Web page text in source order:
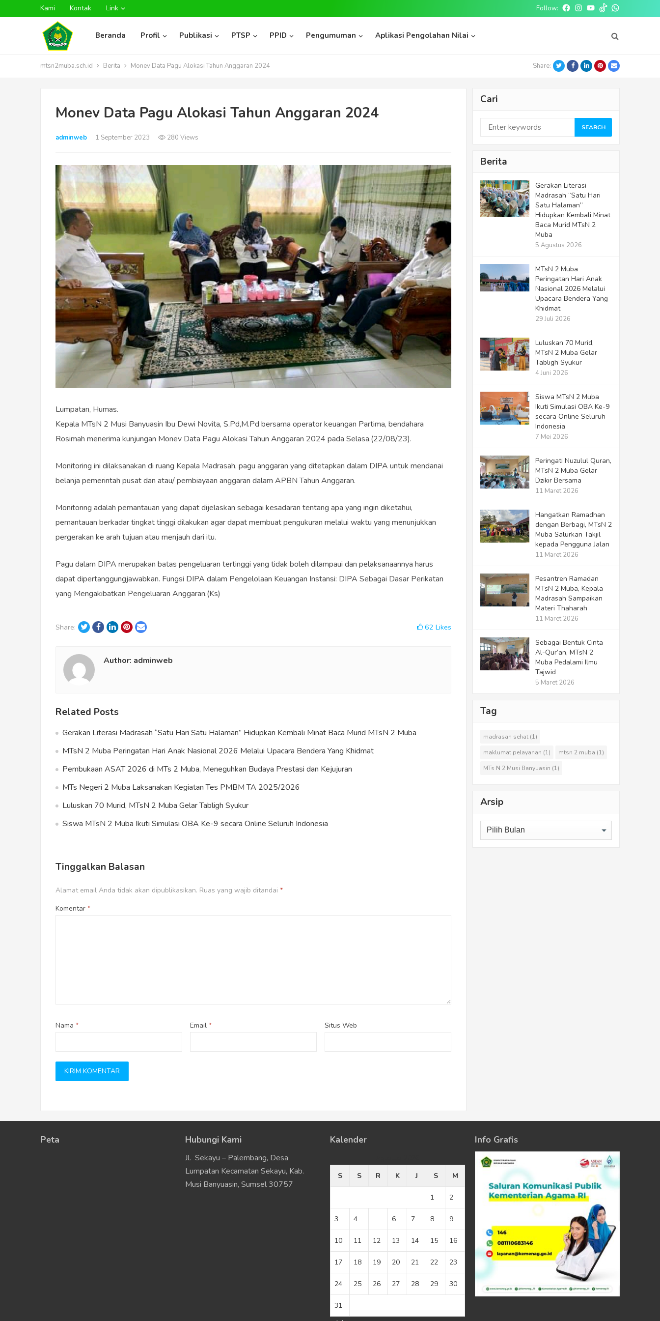
Kami Kontak Link Follow: FacebookInstagram
Youtube
tiktokwhatsapp
Beranda Profil Publikasi PTSP PPID Pengumuman Aplikasi Pengolahan Nilai
mtsn2muba.sch.id Berita Monev Data Pagu Alokasi Tahun Anggaran 2024 Share: TwitterFacebookLinkedInPinterest
Email
Monev Data Pagu Alokasi Tahun Anggaran 2024
adminweb 1 September 2023 280 Views
Lumpatan, Humas.
Kepala MTsN 2 Musi Banyuasin Ibu Dewi Novita, S.Pd,M.Pd bersama operator keuangan Partima, bendahara
Rosimah menerima kunjungan Monev Data Pagu Alokasi Tahun Anggaran 2024 pada Selasa,(22/08/23).
Monitoring ini dilaksanakan di ruang Kepala Madrasah, pagu anggaran yang ditetapkan dalam DIPA untuk mendanai
belanja pemerintah pusat dan atau/ pembiayaan anggaran dalam APBN Tahun Anggaran.
Monitoring adalah pemantauan yang dapat dijelaskan sebagai kesadaran tentang apa yang ingin diketahui,
pemantauan berkadar tingkat tinggi dilakukan agar dapat membuat pengukuran melalui waktu yang menunjukkan
pergerakan ke arah tujuan atau menjauh dari itu.
Pagu dalam DIPA merupakan batas pengeluaran tertinggi yang tidak boleh dilampaui dan pelaksanaannya harus
dapat dipertanggungjawabkan. Fungsi DIPA dalam Pengelolaan Keuangan Instansi: DIPA Sebagai Dasar Perikatan
yang Mengakibatkan Pengeluaran Anggaran.(Ks)
Share: TwitterFacebook
LinkedInPinterest
Email 62 Likes
Author: adminweb
Related Posts
Gerakan Literasi Madrasah “Satu Hari Satu Halaman” Hidupkan Kembali Minat Baca Murid MTsN 2 Muba
MTsN 2 Muba Peringatan Hari Anak Nasional 2026 Melalui Upacara Bendera Yang Khidmat
Pembukaan ASAT 2026 di MTs 2 Muba, Meneguhkan Budaya Prestasi dan Kejujuran
MTs Negeri 2 Muba Laksanakan Kegiatan Tes PMBM TA 2025/2026
Luluskan 70 Murid, MTsN 2 Muba Gelar Tabligh Syukur
Siswa MTsN 2 Muba Ikuti Simulasi OBA Ke-9 secara Online Seluruh Indonesia
Tinggalkan Balasan
Alamat email Anda tidak akan dipublikasikan. Ruas yang wajib ditandai *
Komentar *
Nama * Email* Situs Web
Cari
SEARCH
Berita
Gerakan Literasi
Madrasah “Satu Hari
Satu Halaman”
Hidupkan Kembali Minat
Baca Murid MTsN 2
Muba
5 Agustus 2026
MTsN 2 Muba
Peringatan Hari Anak
Nasional 2026 Melalui
Upacara Bendera Yang
Khidmat
29 Juli 2026
Luluskan 70 Murid,
MTsN 2 Muba Gelar
Tabligh Syukur
4 Juni 2026
Siswa MTsN 2 Muba
Ikuti Simulasi OBA Ke-9
secara Online Seluruh
Indonesia
7 Mei 2026
Peringati Nuzulul Quran,
MTsN 2 Muba Gelar
Dzikir Bersama
11 Maret 2026
Hangatkan Ramadhan
dengan Berbagi, MTsN 2
Muba Salurkan Takjil
kepada Pengguna Jalan
11 Maret 2026
Pesantren Ramadan
MTsN 2 Muba, Kepala
Madrasah Sampaikan
Materi Thaharah
11 Maret 2026
Sebagai Bentuk Cinta
Al-Qur’an, MTsN 2
Muba Pedalami Ilmu
Tajwid
5 Maret 2026
Tag
madrasah sehat (1)
maklumat pelayanan (1) mtsn 2 muba (1)
MTs N 2 Musi Banyuasin (1)
Arsip
Arsip
Peta Hubungi Kami
Jl. Sekayu – Palembang, Desa
Lumpatan Kecamatan Sekayu, Kab.
Musi Banyuasin, Sumsel 30757
Kalender
S
S R K J S M
1 2
3 4 6 7 8 9
10 11 12 13 14 15 16
17 18 19 20 21 22 23
24 25 26 27 28 29 30
31
Info Grafis